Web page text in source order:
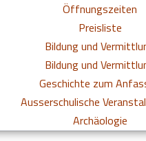
Öffnungszeiten
Preisliste
Bildung und
Bildung und
Geschichte zum
Ausserschulische
Archäologie